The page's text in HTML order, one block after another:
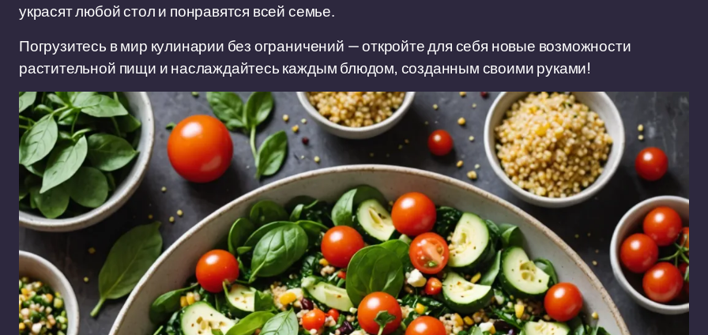
украсят любой стол и понравятся всей семье.
Погрузитесь в мир кулинарии без ограничений — откройте для себя новые возможности
растительной пищи и наслаждайтесь каждым блюдом, созданным своими руками!